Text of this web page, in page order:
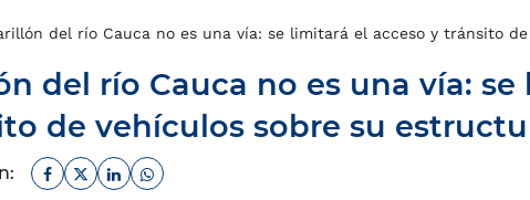
del río Cauca no es una vía: se limitará el acceso y tránsito
del río Cauca no es una vía:
de vehículos sobre su
Facebook
TwitterLinkedinWhatsapp